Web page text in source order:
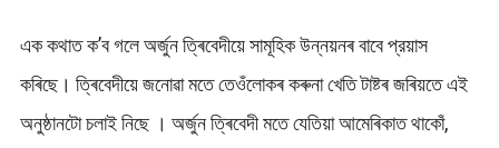
এক কথাত ক’ব গলে অৰ্জুন ত্ৰিবেদীয়ে সামূহিক উন্নয়নৰ বাবে প্রয়াস
কৰিছে। ত্ৰিবেদীয়ে জনোৱা মতে তেওঁলোকৰ কৰুনা খেতি টাষ্টৰ জৰিয়তে এই
অনুষ্ঠানটো চলাই নিছে । অৰ্জুন ত্ৰিবেদী মতে যেতিয়া আমেৰিকাত থাকোঁ,